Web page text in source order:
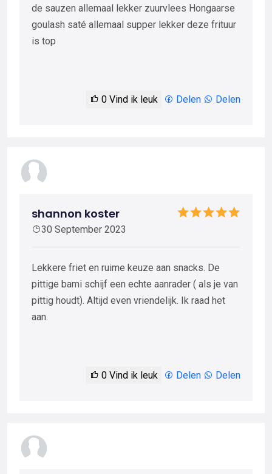
de sauzen allemaal lekker zuurvlees Hongaarse
goulash saté allemaal supper lekker deze frituur
is top
0 Vind ik leuk Delen Delen
shannon koster
30 September 2023
Lekkere friet en ruime keuze aan snacks. De
pittige bami schijf een echte aanrader ( als je van
pittig houdt). Altijd even vriendelijk. Ik raad het
aan.
0 Vind ik leuk Delen Delen